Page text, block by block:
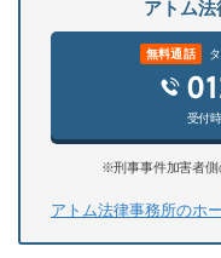
アトム
無料通話
受付
※刑事事件加害者側
アトム法律事務所のホ